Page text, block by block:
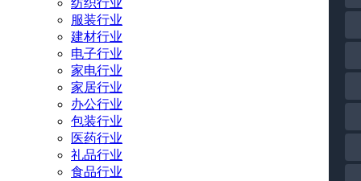
纺织行业
服装行业
建材行业
电子行业
家电行业
家居行业
办公行业
包装行业
医药行业
礼品行业
食品行业